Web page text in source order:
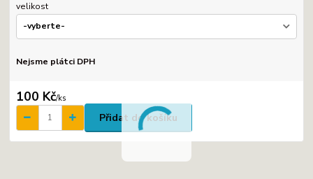
velikost
Nejsme plátci DPH
100 Kč/ks
Přidat do košíku